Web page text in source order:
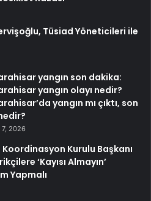
Tüsiad Yöneticileri ile
yangın son dakika:
yangın olayı nedir?
yangın mı çıktı, son
2026
Kurulu Başkanı
‘Kayısı Almayın’
Yapmalı